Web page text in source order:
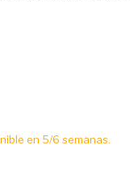
en 5/6 semanas.